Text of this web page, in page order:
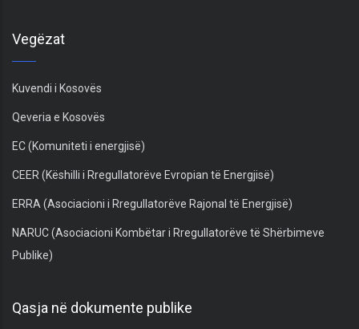
Vegëzat
Kuvendi i Kosovës
Qeveria e Kosovës
EC (Komuniteti i energjisë)
CEER (Këshilli i Rregullatorëve Evropian të Energjisë)
ERRA (Asociacioni i Rregullatorëve Rajonal të Energjisë)
NARUC (Asociacioni Kombëtar i Rregullatorëve të Shërbimeve
Publike)
Qasja në dokumente publike